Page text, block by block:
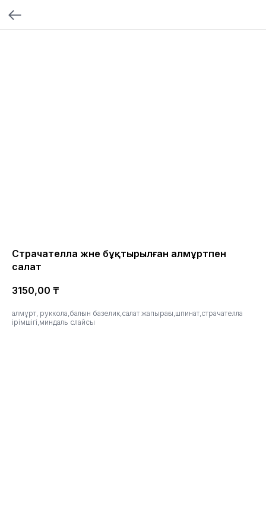
Страчателла және бұқтырылған алмұртпен
салат
3150,00 ₸
алмұрт, руккола,балғын базелик,салат жапырағы,шпинат,страчателла
ірімшігі,миндаль слайсы